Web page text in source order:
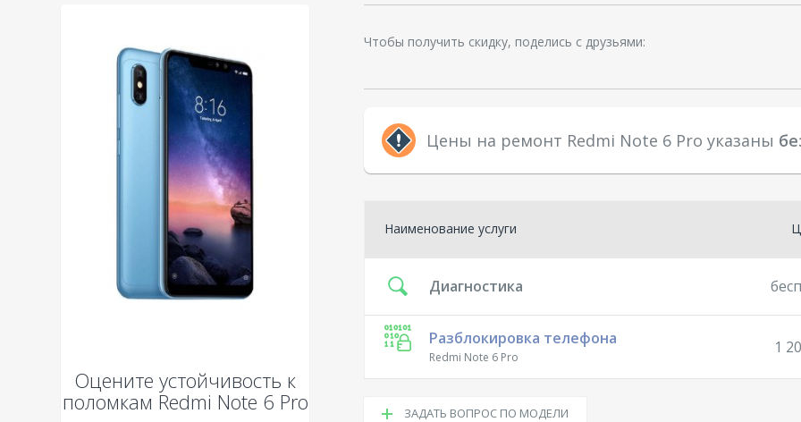
Оцените устойчивость к
поломкам Redmi Note 6 Pro
Чтобы получить скидку, поделись с друзьями:
Цены на ремонт Redmi Note 6 Pro указаны
Наименование услуги
Диагностика
Разблокировка телефона
Redmi Note 6 Pro
1
ЗАДАТЬ ВОПРОС ПО МОДЕЛИ